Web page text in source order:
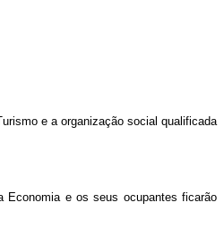
e a organização social qualificada
Economia e os seus ocupantes ficarão